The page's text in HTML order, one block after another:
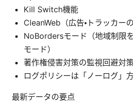
Kill Switch機能
CleanWeb（広告・トラッカー
NoBordersモード（地域制限
モード）
著作権侵害対策の監視回避対
ログポリシーは「ノーログ」
最新データの要点